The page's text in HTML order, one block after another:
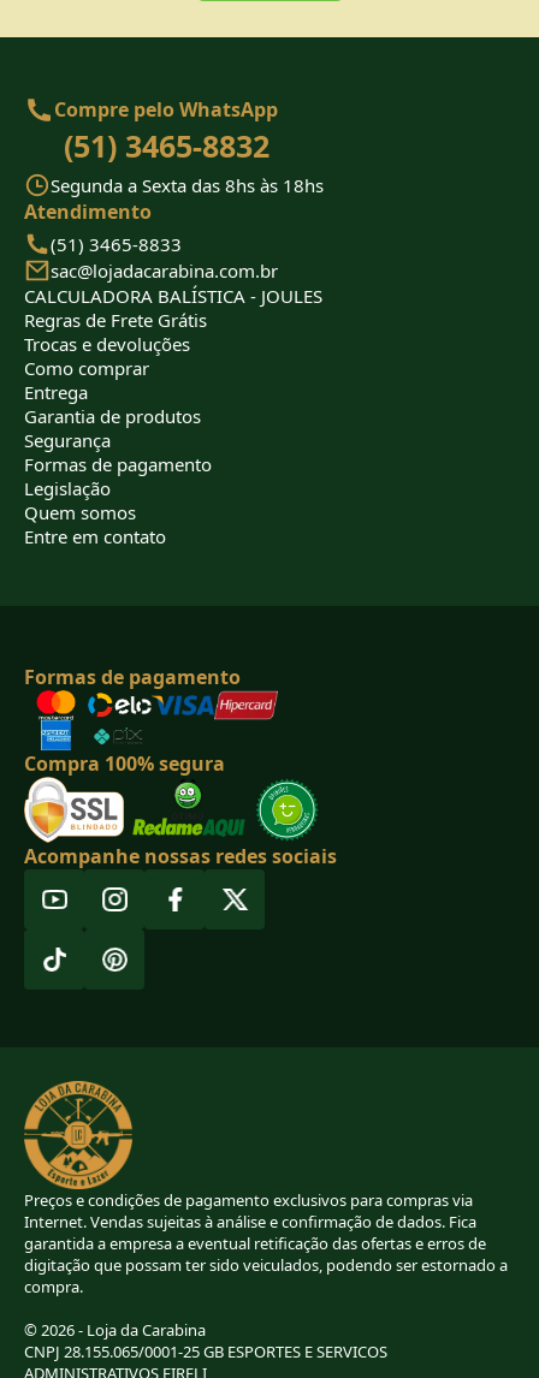
Compre pelo WhatsApp
(51) 3465-8832
Segunda a Sexta das 8hs às 18hs
Atendimento
(51) 3465-8833
sac@lojadacarabina.com.br
CALCULADORA BALÍSTICA - JOULES
Regras de Frete Grátis
Trocas e devoluções
Como comprar
Entrega
Garantia de produtos
Segurança
Formas de pagamento
Legislação
Quem somos
Entre em contato
Formas de pagamento
Compra 100% segura
Acompanhe nossas redes sociais
Preços e condições de pagamento exclusivos para compras via
Internet. Vendas sujeitas à análise e confirmação de dados. Fica
garantida a empresa a eventual retificação das ofertas e erros de
digitação que possam ter sido veiculados, podendo ser estornado a
compra.
© 2026 - Loja da Carabina
CNPJ 28.155.065/0001-25 GB ESPORTES E SERVICOS
ADMINISTRATIVOS EIRELI